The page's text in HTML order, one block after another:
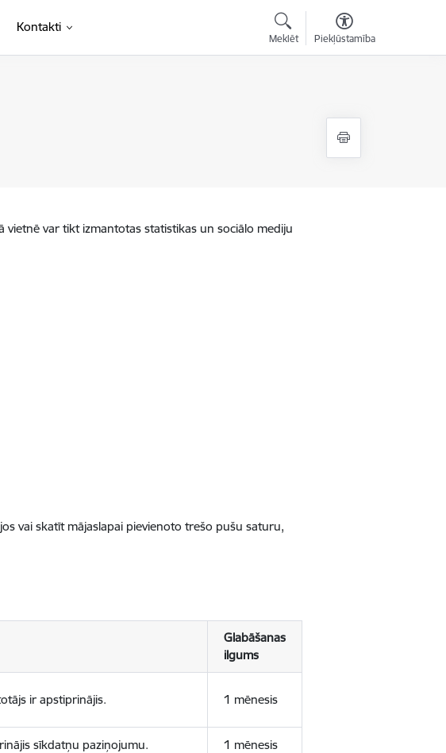
Kontakti
Meklēt Piekļūstamība
var tikt izmantotas statistikas un sociālo mediju
vai skatīt mājaslapai pievienoto trešo pušu saturu,
Glabāšanas
ilgums
ir apstiprinājis. 1 mēnesis
sīkdatņu paziņojumu. 1 mēnesis